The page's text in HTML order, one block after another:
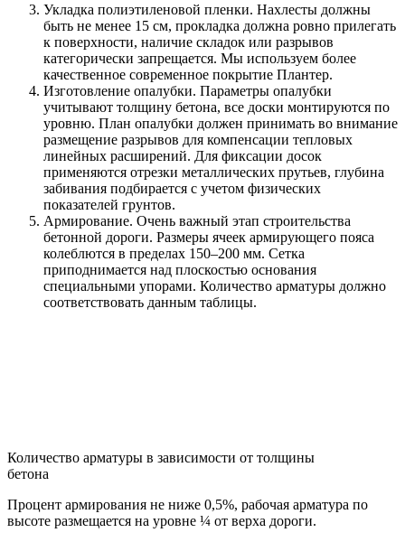
Укладка полиэтиленовой пленки. Нахлесты должны
быть не менее 15 см, прокладка должна ровно прилегать
к поверхности, наличие складок или разрывов
категорически запрещается. Мы используем более
качественное современное покрытие Плантер.
Изготовление опалубки. Параметры опалубки
учитывают толщину бетона, все доски монтируются по
уровню. План опалубки должен принимать во внимание
размещение разрывов для компенсации тепловых
линейных расширений. Для фиксации досок
применяются отрезки металлических прутьев, глубина
забивания подбирается с учетом физических
показателей грунтов.
Армирование. Очень важный этап строительства
бетонной дороги. Размеры ячеек армирующего пояса
колеблются в пределах 150–200 мм. Сетка
приподнимается над плоскостью основания
специальными упорами. Количество арматуры должно
соответствовать данным таблицы.
Количество арматуры в зависимости от толщины
бетона
Процент армирования не ниже 0,5%, рабочая арматура по
высоте размещается на уровне ¼ от верха дороги.